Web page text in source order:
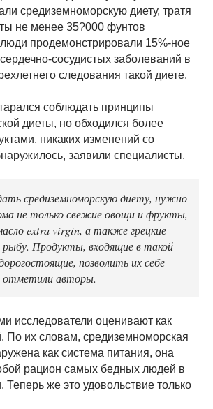
средиземноморскую диету, тратя
не менее 35?000 фунтов
продемонстрировали 15%-ное
сосудистых заболеваний в
следования такой диете.
соблюдать принципы
диеты, но обходился более
никаких изменений со
заявили специалисты.
средиземноморскую диету, нужно
не только свежие овощи и фрукты,
extra virgin, а также грецкие
Продукты, входящие в такой
позволить их себе
отметили авторы.
исследователи оценивают как
По их словам, средиземноморская
как система питания, она
рацион самых бедных людей в
Теперь же это удовольствие только